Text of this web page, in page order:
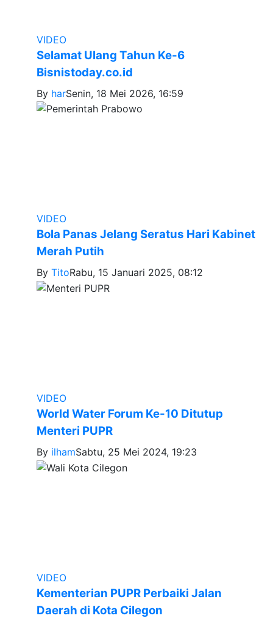
VIDEO
Selamat Ulang Tahun Ke-6
Bisnistoday.co.id
By harSenin, 18 Mei 2026, 16:59
VIDEO
Bola Panas Jelang Seratus Hari Kabinet
Merah Putih
By TitoRabu, 15 Januari 2025, 08:12
VIDEO
World Water Forum Ke-10 Ditutup
Menteri PUPR
By ilhamSabtu, 25 Mei 2024, 19:23
VIDEO
Kementerian PUPR Perbaiki Jalan
Daerah di Kota Cilegon